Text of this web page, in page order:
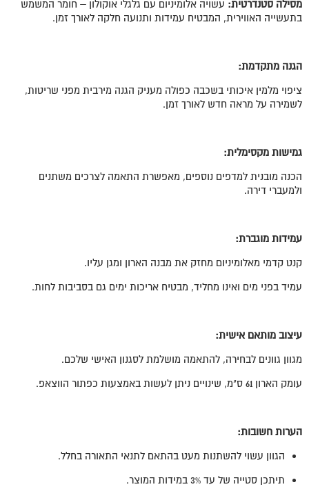
מסילה סטנדרטית: עשויה אלומיניום עם גלגלי אוקולון – חומר המשמש
בתעשייה האווירית, המבטיח עמידות ותנועה חלקה לאורך זמן.
הגנה מתקדמת:
ציפוי מלמין איכותי בשכבה כפולה מעניק הגנה מירבית מפני שריטות,
לשמירה על מראה חדש לאורך זמן.
גמישות מקסימלית:
הכנה מובנית למדפים נוספים, מאפשרת התאמה לצרכים משתנים
ולמעברי דירה.
עמידות מוגברת:
קנט קדמי מאלומיניום מחזק את מבנה הארון ומגן עליו.
עמיד בפני מים ואינו מחליד, מבטיח אריכות ימים גם בסביבות לחות.
עיצוב מותאם אישית:
מגוון גוונים לבחירה, להתאמה מושלמת לסגנון האישי שלכם.
עומק הארון 61 ס"מ, שינויים ניתן לעשות באמצעות כפתור הווצאפ.
הערות חשובות:
הגוון עשוי להשתנות מעט בהתאם לתנאי התאורה בחלל.
תיתכן סטייה של עד 3% במידות המוצר.